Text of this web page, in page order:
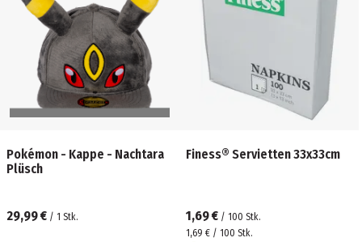
Pokémon - Kappe - Nachtara
Plüsch
29,99 € / 1 Stk.
Finess® Servietten 33x33cm
1,69 € / 100 Stk.
1,69 € / 100 Stk.